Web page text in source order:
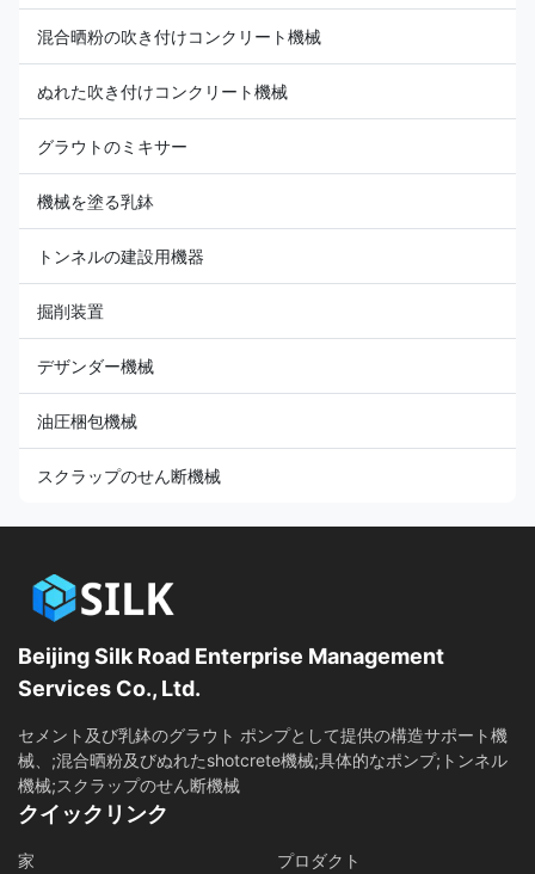
数: モデル TK600 効率 4-6
m3/h 最高の運搬...
混合晒粉の吹き付けコンクリート機械
ぬれた吹き付けコンクリート機械
グラウトのミキサー
機械を塗る乳鉢
トンネルの建設用機器
掘削装置
デザンダー機械
油圧梱包機械
スクラップのせん断機械
Beijing Silk Road Enterprise Management
Services Co., Ltd.
セメント及び乳鉢のグラウト ポンプとして提供の構造サポート機
械、;混合晒粉及びぬれたshotcrete機械;具体的なポンプ;トンネル
機械;スクラップのせん断機械
クイックリンク
家 プロダクト